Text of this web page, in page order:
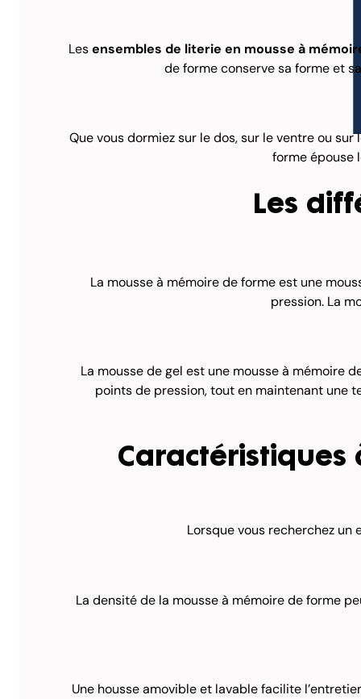
Lesensembles de literie en mousse à
de forme conserve sa forme et
Que vous dormiez sur le dos, sur le ventre ou sur
forme épouse
Les
La mousse à mémoire de forme est une
pression. La
La mousse de gel est une mousse à mémoire
points de pression, tout en maintenant une
Caractéristiques
Lorsque vous recherchez
La densité de la mousse à mémoire de forme
Une housse amovible et lavable facilite